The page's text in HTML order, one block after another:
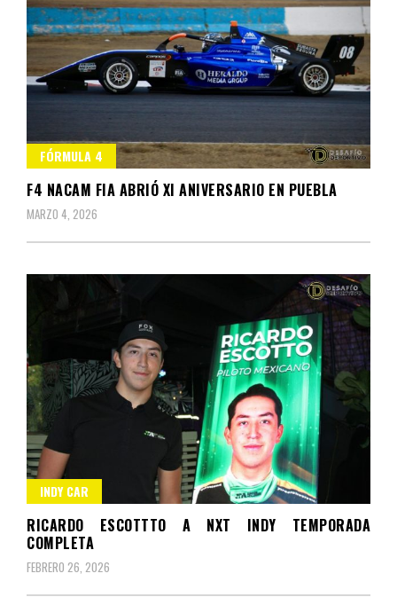
FÓRMULA 4
F4 NACAM FIA ABRIÓ XI ANIVERSARIO EN PUEBLA
MARZO 4, 2026
INDY CAR
RICARDO ESCOTTTO A NXT INDY TEMPORADA
COMPLETA
FEBRERO 26, 2026